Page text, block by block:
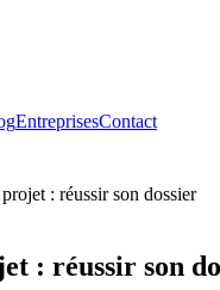
EntreprisesContact
: réussir son dossier
: réussir son